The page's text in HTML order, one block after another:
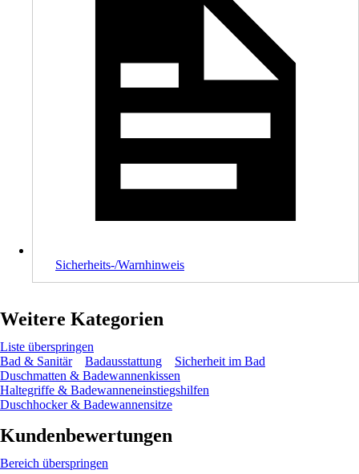
Sicherheits-/Warnhinweis
Weitere Kategorien
Liste überspringen
Bad & Sanitär
Badausstattung
Sicherheit im Bad
Duschmatten & Badewannenkissen
Haltegriffe & Badewanneneinstiegshilfen
Duschhocker & Badewannensitze
Kundenbewertungen
Bereich überspringen